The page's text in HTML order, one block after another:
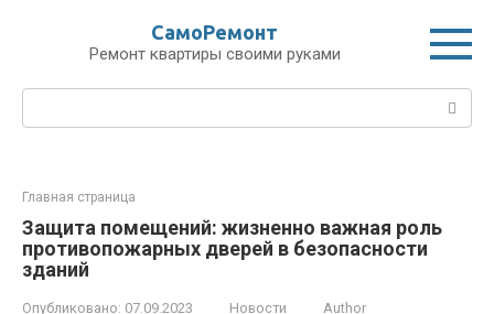
СамоРемонт
Ремонт квартиры своими руками
Поиск:
Главная страница
Защита помещений: жизненно важная роль
противопожарных дверей в безопасности
зданий
Опубликовано: 07.09.2023 Новости Author